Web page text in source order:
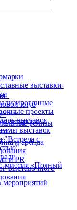
выставки-
проекты
выставок
клуб
выставок
"Встреча с
миссия «Полный
мероприятий
релизы
и аренда
и PR
выставочного